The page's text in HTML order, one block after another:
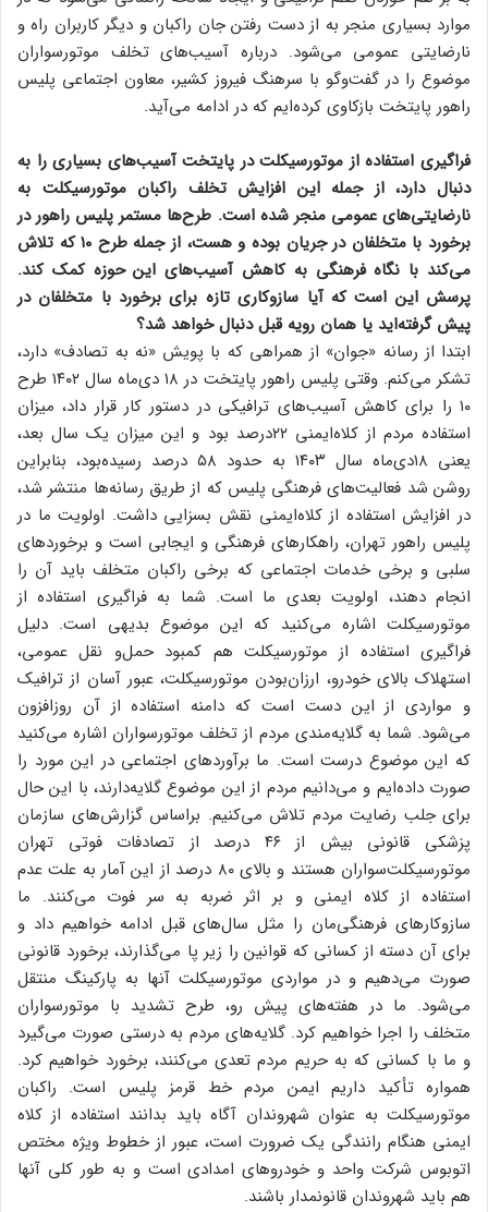
موارد بسیاری منجر به از دست رفتن جان راکبان و دیگر کاربران راه و
نارضایتی عمومی می‌شود. درباره آسیب‌های تخلف موتورسواران
موضوع را در گفت‌و‌گو با سرهنگ فیروز کشیر، معاون اجتماعی پلیس
راهور پایتخت بازکاوی کرده‌ایم که در ادامه می‌آید.
فراگیری استفاده از موتورسیکلت در پایتخت آسیب‌های بسیاری را به
دنبال دارد، از جمله این افزایش تخلف راکبان موتورسیکلت به
نارضایتی‌های عمومی منجر شده است. طرح‌ها مستمر پلیس راهور در
برخورد با متخلفان در جریان بوده و هست، از جمله طرح ۱۰ که تلاش
می‌کند با نگاه فرهنگی به کاهش آسیب‌های این حوزه کمک کند.
پرسش این است که آیا سازوکاری تازه برای برخورد با متخلفان در
پیش گرفته‌اید یا همان رویه قبل دنبال خواهد شد؟
ابتدا از رسانه «جوان» از همراهی که با پویش «نه به تصادف» دارد،
تشکر می‌کنم. وقتی پلیس راهور پایتخت در ۱۸ دی‌ماه سال ۱۴۰۲ طرح
۱۰ را برای کاهش آسیب‌های ترافیکی در دستور کار قرار داد، میزان
استفاده مردم از کلاه‌ایمنی ۲۲‌درصد بود و این میزان یک سال بعد،
یعنی ۱۸‌دی‌ماه سال ۱۴۰۳ به حدود ۵۸ درصد رسیده‌بود، بنابراین
روشن شد فعالیت‌های فرهنگی پلیس که از طریق رسانه‌ها منتشر شد،
در افزایش استفاده از کلاه‌ایمنی نقش بسزایی داشت. اولویت ما در
پلیس راهور تهران، راهکار‌های فرهنگی و ایجابی است و برخورد‌های
سلبی و برخی خدمات اجتماعی که برخی راکبان متخلف باید آن را
انجام دهند، اولویت بعدی ما است. شما به فراگیری استفاده از
موتورسیکلت اشاره می‌کنید که این موضوع بدیهی است. دلیل
فراگیری استفاده از موتورسیکلت هم کمبود حمل‌و نقل عمومی،
استهلاک بالای خودرو، ارزان‌بودن موتورسیکلت، عبور آسان از ترافیک
و مواردی از این دست است که دامنه استفاده از آن روزافزون
می‌شود. شما به گلایه‌مندی مردم از تخلف موتورسواران اشاره می‌کنید
که این موضوع درست است. ما برآورد‌های اجتماعی در این مورد را
صورت داده‌ایم و می‌دانیم مردم از این موضوع گلایه‌دارند، با این حال
برای جلب رضایت مردم تلاش می‌کنیم. براساس گزارش‌های سازمان
پزشکی قانونی بیش از ۴۶ درصد از تصادفات فوتی تهران
موتورسیکلت‌سواران هستند و بالای ۸۰ درصد از این آمار به علت عدم
استفاده از کلاه ایمنی و بر اثر ضربه به سر فوت می‌کنند. ما
سازوکار‌های فرهنگی‌مان را مثل سال‌های قبل ادامه خواهیم داد و
برای آن دسته از کسانی که قوانین را زیر پا می‌گذارند، برخورد قانونی
صورت می‌دهیم و در مواردی موتورسیکلت آنها به پارکینگ منتقل
می‌شود. ما در هفته‌های پیش رو، طرح تشدید با موتورسواران
متخلف را اجرا خواهیم کرد. گلایه‌های مردم به درستی صورت می‌گیرد
و ما با کسانی که به حریم مردم تعدی می‌کنند، برخورد خواهیم کرد.
همواره تأکید داریم ایمن مردم خط قرمز پلیس است. راکبان
موتورسیکلت به عنوان شهروندان آگاه باید بدانند استفاده از کلاه
ایمنی هنگام رانندگی یک ضرورت است، عبور از خطوط ویژه مختص
اتوبوس شرکت واحد و خودرو‌های امدادی است و به طور کلی آنها
هم باید شهروندان قانونمدار باشند.